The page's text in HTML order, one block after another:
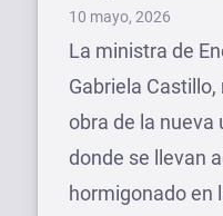
Publicado
el
10 mayo, 2026
La ministra de
Gabriela
obra de la nueva
donde se llevan
hormigonado en